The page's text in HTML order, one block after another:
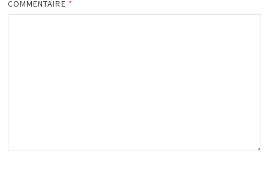
COMMENTAIRE *